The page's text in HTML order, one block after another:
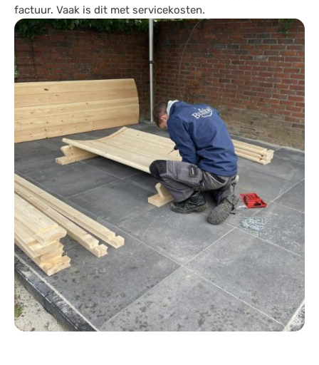
factuur. Vaak is dit met servicekosten.